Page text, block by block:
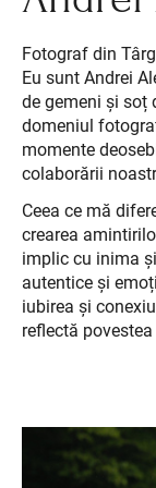
Fotograf din
Eu sunt Andrei
de gemeni și soț
domeniul
momente
colaborării
Ceea ce mă
crearea
implic cu inima
autentice și
iubirea și
reflectă